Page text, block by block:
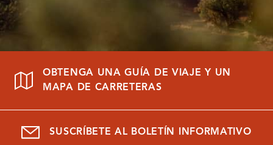
OBTENGA UNA GUÍA DE VIAJE Y UN
MAPA DE CARRETERAS
SUSCRÍBETE AL BOLETÍN INFORMATIVO